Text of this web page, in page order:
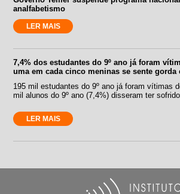
analfabetismo
LER MAIS
7,4% dos estudantes do 9º ano já foram
uma em cada cinco meninas se sente
195 mil estudantes do 9º ano já foram vítimas
mil alunos do 9º ano (7,4%) disseram ter
LER MAIS